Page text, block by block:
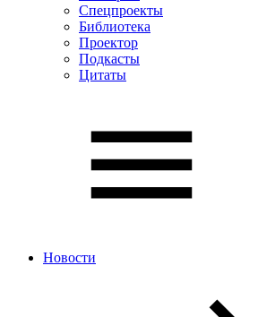
Спецпроекты
Библиотека
Проектор
Подкасты
Цитаты
Новости